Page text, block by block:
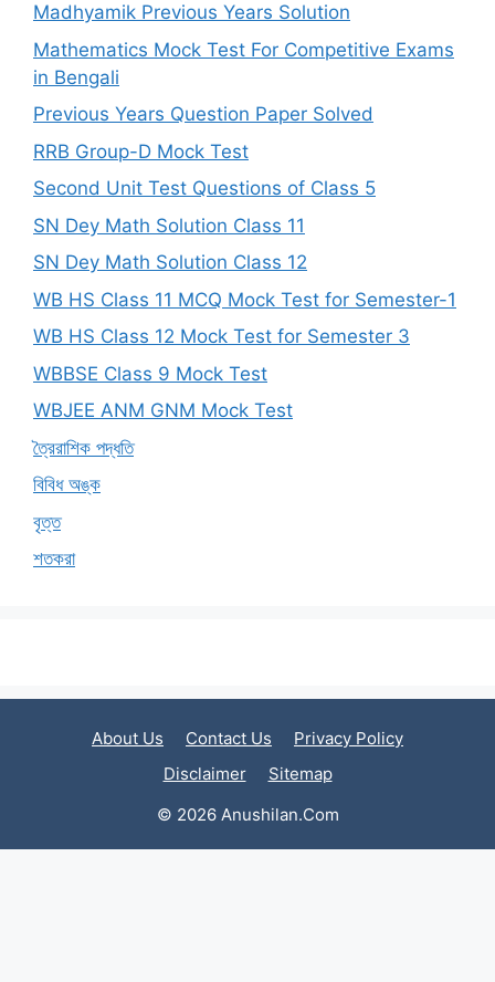
Madhyamik Previous Years Solution
Mathematics Mock Test For Competitive Exams
in Bengali
Previous Years Question Paper Solved
RRB Group-D Mock Test
Second Unit Test Questions of Class 5
SN Dey Math Solution Class 11
SN Dey Math Solution Class 12
WB HS Class 11 MCQ Mock Test for Semester-1
WB HS Class 12 Mock Test for Semester 3
WBBSE Class 9 Mock Test
WBJEE ANM GNM Mock Test
ত্রৈরাশিক পদ্ধতি
বিবিধ অঙ্ক
বৃত্ত
শতকরা
About Us Contact Us
Privacy Policy
Disclaimer
Sitemap
© 2026 Anushilan.Com